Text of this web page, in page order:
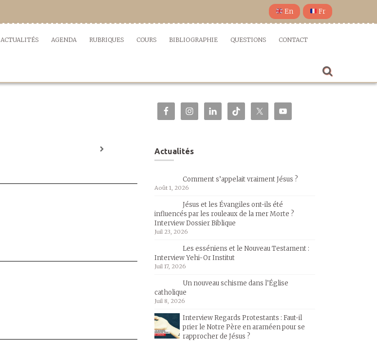
En Fr
ACTUALITÉS AGENDA RUBRIQUES COURS BIBLIOGRAPHIE QUESTIONS CONTACT
Actualités
Comment s’appelait vraiment Jésus ?
Août 1, 2026
Jésus et les Évangiles ont-ils été
influencés par les rouleaux de la mer Morte ?
Interview Dossier Biblique
Juil 23, 2026
Les esséniens et le Nouveau Testament :
Interview Yehi-Or Institut
Juil 17, 2026
Un nouveau schisme dans l’Église
catholique
Juil 8, 2026
Interview Regards Protestants : Faut-il
prier le Notre Père en araméen pour se
rapprocher de Jésus ?